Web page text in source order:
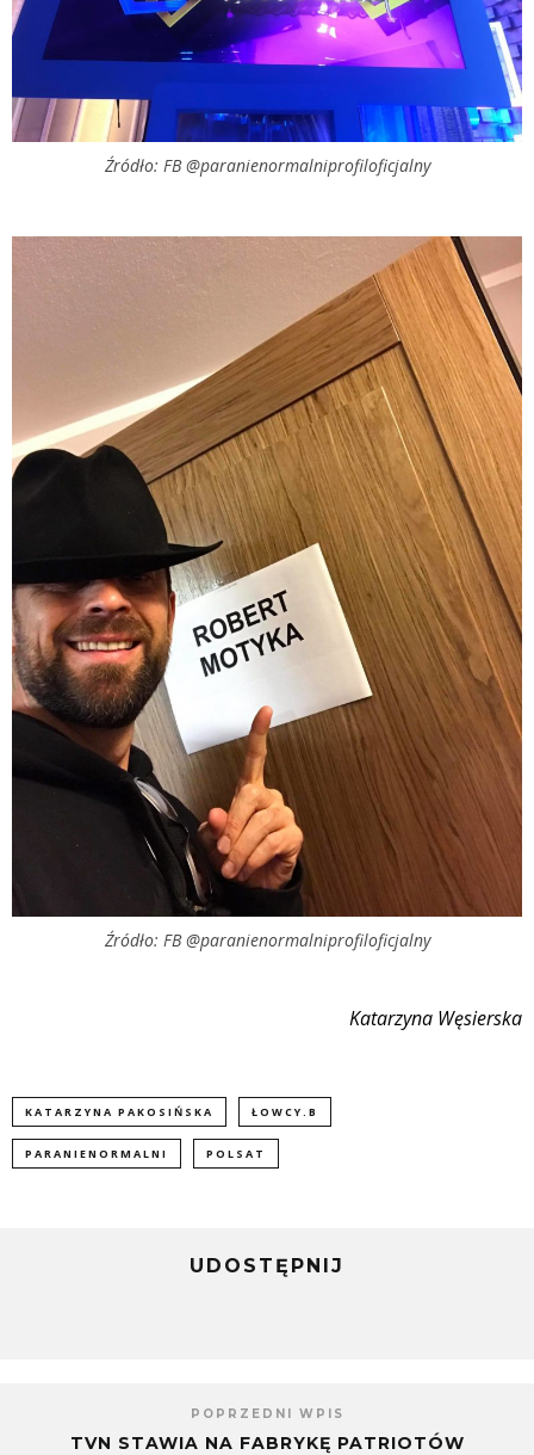
Źródło: FB @paranienormalniprofiloficjalny
Źródło: FB @paranienormalniprofiloficjalny
Katarzyna Węsierska
KATARZYNA PAKOSIŃSKA ŁOWCY.B
PARANIENORMALNI POLSAT
UDOSTĘPNIJ
POPRZEDNI WPIS
TVN STAWIA NA FABRYKĘ PATRIOTÓW